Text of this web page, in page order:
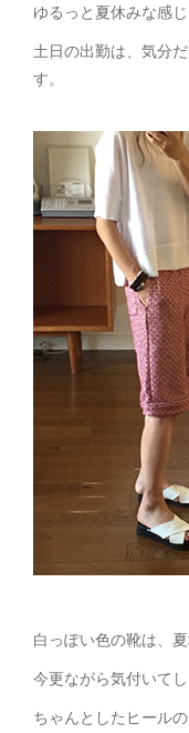
ゆるっと夏休みな感じ
土日の出勤は、気分
す。
白っぽい色の靴は、
今更ながら気付いてし
ちゃんとしたヒール